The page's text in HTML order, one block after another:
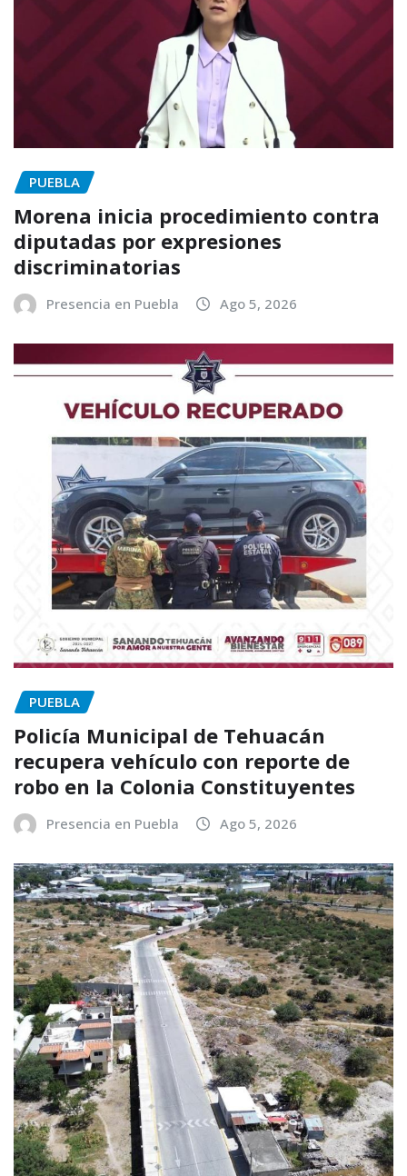
PUEBLA
Morena inicia procedimiento contra
diputadas por expresiones
discriminatorias
Presencia en Puebla Ago 5, 2026
PUEBLA
Policía Municipal de Tehuacán
recupera vehículo con reporte de
robo en la Colonia Constituyentes
Presencia en Puebla Ago 5, 2026